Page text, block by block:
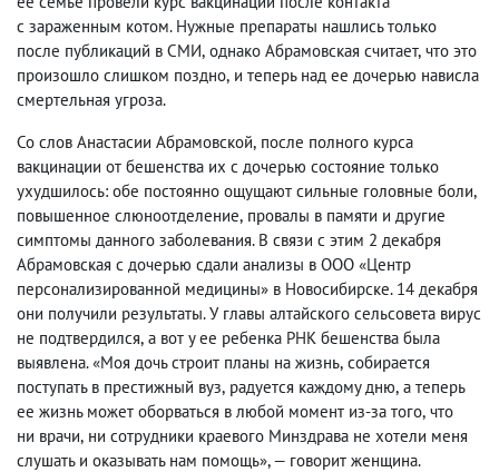
с зараженным котом. Нужные препараты нашлись только
после публикаций в СМИ, однако Абрамовская считает, что это
произошло слишком поздно, и теперь над ее дочерью нависла
смертельная угроза.
Со слов Анастасии Абрамовской, после полного курса
вакцинации от бешенства их с дочерью состояние только
ухудшилось: обе постоянно ощущают сильные головные боли,
повышенное слюноотделение, провалы в памяти и другие
симптомы данного заболевания. В связи с этим 2 декабря
Абрамовская с дочерью сдали анализы в ООО «Центр
персонализированной медицины» в Новосибирске. 14 декабря
они получили результаты. У главы алтайского сельсовета вирус
не подтвердился, а вот у ее ребенка РНК бешенства была
выявлена. «Моя дочь строит планы на жизнь, собирается
поступать в престижный вуз, радуется каждому дню, а теперь
ее жизнь может оборваться в любой момент из-за того, что
ни врачи, ни сотрудники краевого Минздрава не хотели меня
слушать и оказывать нам помощь», — говорит женщина.